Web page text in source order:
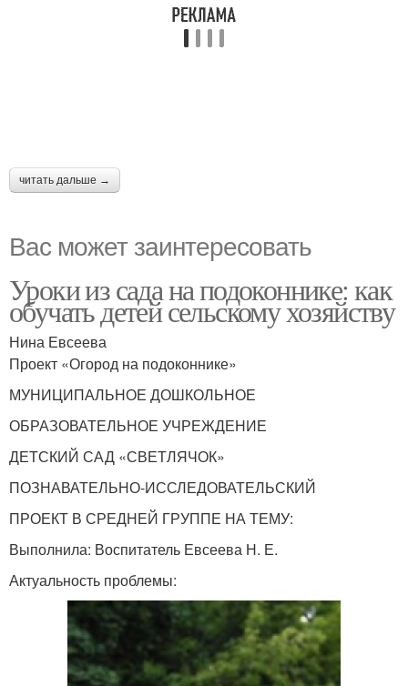
читать дальше →
Вас может заинтересовать
Уроки из сада на подоконнике: как
обучать детей сельскому хозяйству
Нина Евсеева
Проект «Огород на подоконнике»
МУНИЦИПАЛЬНОЕ ДОШКОЛЬНОЕ
ОБРАЗОВАТЕЛЬНОЕ УЧРЕЖДЕНИЕ
ДЕТСКИЙ САД «СВЕТЛЯЧОК»
ПОЗНАВАТЕЛЬНО-ИССЛЕДОВАТЕЛЬСКИЙ
ПРОЕКТ В СРЕДНЕЙ ГРУППЕ НА ТЕМУ:
Выполнила: Воспитатель Евсеева Н. Е.
Актуальность проблемы: